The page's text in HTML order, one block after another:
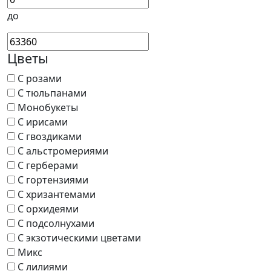
до
Цветы
С розами
С тюльпанами
Монобукеты
С ирисами
С гвоздиками
С альстромериями
С герберами
С гортензиями
С хризантемами
С орхидеями
С подсолнухами
С экзотическими цветами
Микс
С лилиями